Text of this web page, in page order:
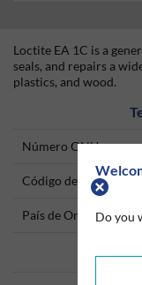
Do you
Loctite EA 1C is a
seals, and repairs a
plastics, and wood.
Número ONU
Código del producto
País de Origen